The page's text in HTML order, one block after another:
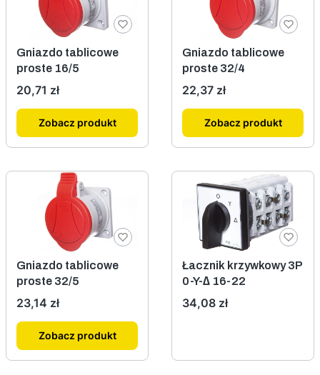
Gniazdo tablicowe
proste 16/5
Cena
20,71 zł
Zobacz produkt
Gniazdo tablicowe
proste 32/4
Cena
22,37 zł
Zobacz produkt
Gniazdo tablicowe
proste 32/5
Cena
23,14 zł
Zobacz produkt
Łacznik krzywkowy 3P
0-Y-∆ 16-22
Cena
34,08 zł